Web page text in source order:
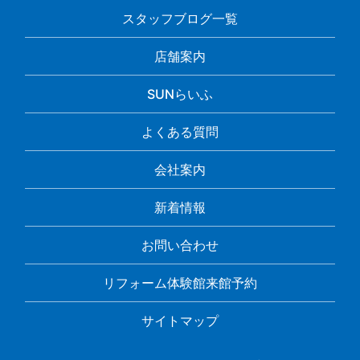
スタッフブログ一覧
店舗案内
SUNらいふ
よくある質問
会社案内
新着情報
お問い合わせ
リフォーム体験館来館予約
サイトマップ